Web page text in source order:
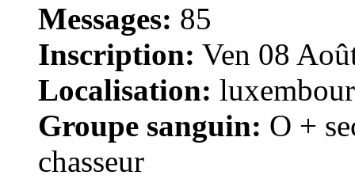
Messages: 85
Inscription: Ven 08
Localisation:
Groupe sanguin: O +
chasseur